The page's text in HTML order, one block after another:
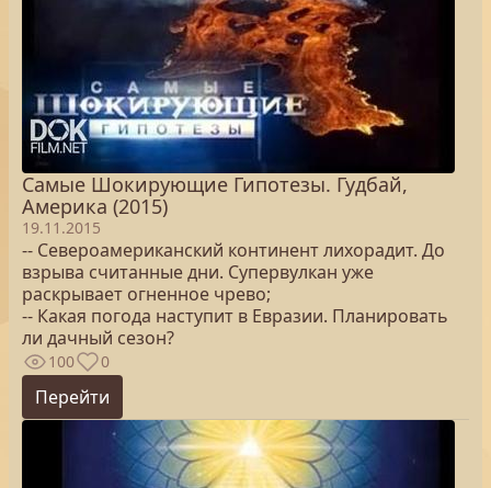
Самые Шокирующие Гипотезы. Гудбай,
Америка (2015)
19.11.2015
-- Североамериканский континент лихорадит. До
взрыва считанные дни. Супервулкан уже
раскрывает огненное чрево;
-- Какая погода наступит в Евразии. Планировать
ли дачный сезон?
100 0
Перейти